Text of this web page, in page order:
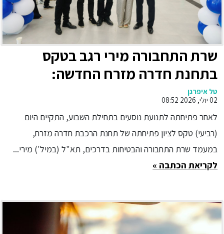
שרת התחבורה מירי רגב בטקס
בתחנת חדרה מזרח החדשה:
"המסילה המזרחית משנה את מפת
התחבורה של ישראל"
טל איפרגן
02 יולי, 2026 08:52
לאחר פתיחתה לתנועת נוסעים בתחילת השבוע, התקיים היום
(רביעי) טקס לציון פתיחתה של תחנת הרכבת חדרה מזרח,
במעמד שרת התחבורה והבטיחות בדרכים, תא"ל (במיל') מירי...
לקריאת הכתבה »